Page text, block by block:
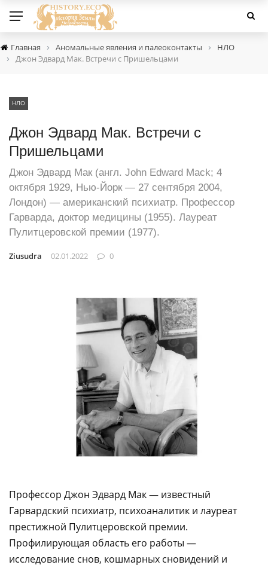
Главная › Аномальные явления и палеоконтакты › НЛО
› Джон Эдвард Мак. Встречи с Пришельцами
НЛО
Джон Эдвард Мак. Встречи с
Пришельцами
Джон Эдвард Мак (англ. John Edward Mack; 4
октября 1929, Нью-Йорк — 27 сентября 2004,
Лондон) — американский психиатр. Профессор
Гарварда, доктор медицины (1955). Лауреат
Пулитцеровской премии (1977).
Ziusudra 02.01.2022 0
Профессор Джон Эдвард Мак — известный
Гарвардский психиатр, психоаналитик и лауреат
престижной Пулитцеровской премии.
Профилирующая область его работы —
исследование снов, кошмарных сновидений и